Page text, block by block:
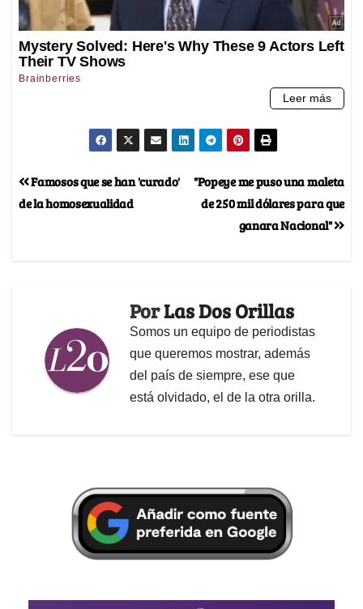
"Popeye me puso una maleta
de 250 mil dólares para que
ganara Nacional"
Famosos que se han 'curado'
de la homosexualidad
PorLas Dos Orillas
Somos un equipo de periodistas
que queremos mostrar, además
del país de siempre, ese que
está olvidado, el de la otra orilla.